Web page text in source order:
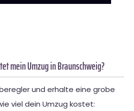
mein Umzug in Braunschweig?
und erhalte eine grobe
viel dein Umzug kostet: